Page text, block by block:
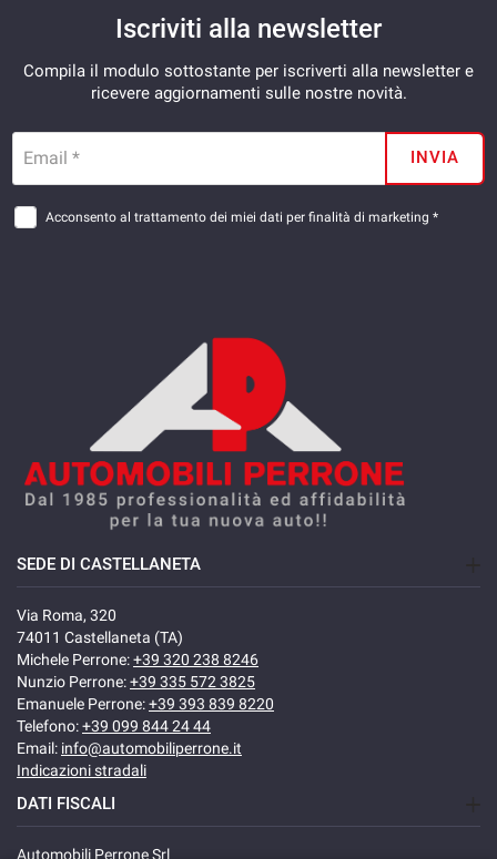
Iscriviti alla newsletter
Compila il modulo sottostante per iscriverti alla newsletter e
ricevere aggiornamenti sulle nostre novità.
Email * INVIA
Acconsento al trattamento dei miei dati per finalità di marketing *
SEDE DI CASTELLANETA
Via Roma, 320
74011 Castellaneta (TA)
Michele Perrone:+39 320 238 8246
Nunzio Perrone:+39 335 572 3825
Emanuele Perrone:+39 393 839 8220
Telefono:+39 099 844 24 44
Email: info@automobiliperrone.it
Indicazioni stradali
DATI FISCALI
Automobili Perrone Srl